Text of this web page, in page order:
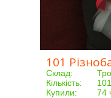
101
Склад:
Кількість:
Купили:
74